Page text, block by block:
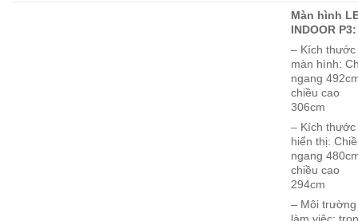
Màn hình
INDOOR P3:
– Kích thước
màn hình:
ngang
chiều cao
306cm
– Kích thước
hiển thị:
ngang
chiều cao
294cm
– Môi trường